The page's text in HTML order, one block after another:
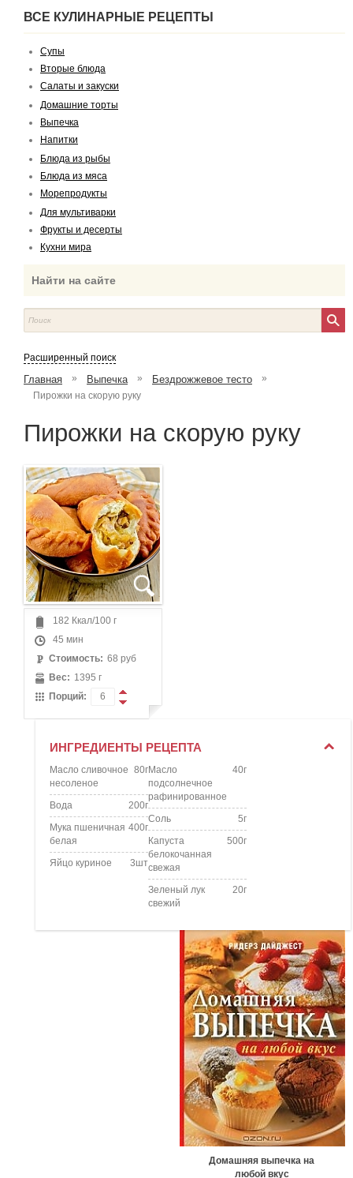
ВСЕ КУЛИНАРНЫЕ РЕЦЕПТЫ
Супы
Вторые блюда
Салаты и закуски
Домашние торты
Выпечка
Напитки
Блюда из рыбы
Блюда из мяса
Морепродукты
Для мультиварки
Фрукты и десерты
Кухни мира
Найти на сайте
Расширенный поиск
Главная » Выпечка » Бездрожжевое тесто
»
Пирожки на скорую руку
Пирожки на скорую руку
182 Ккал/100 г
45 мин
Стоимость: 68 руб
Вес: 1395 г
Порций:
ИНГРЕДИЕНТЫ РЕЦЕПТА
Масло сливочное
несоленое
80г
Вода
200г
Мука пшеничная
белая
400г
Яйцо куриное 3шт
Масло
подсолнечное
рафинированное
40г
Соль
5г
Капуста
белокочанная
свежая
500г
Зеленый лук
свежий
20г
Домашняя выпечка на
любой вкус